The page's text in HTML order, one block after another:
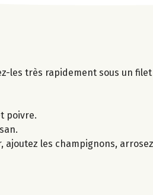
les très rapidement sous un
poivre.
les champignons,